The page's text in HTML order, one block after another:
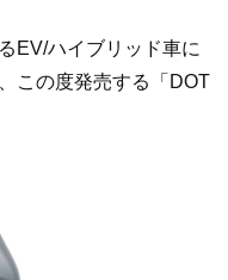
EV/ハイブリッド車に
この度発売する「DOT